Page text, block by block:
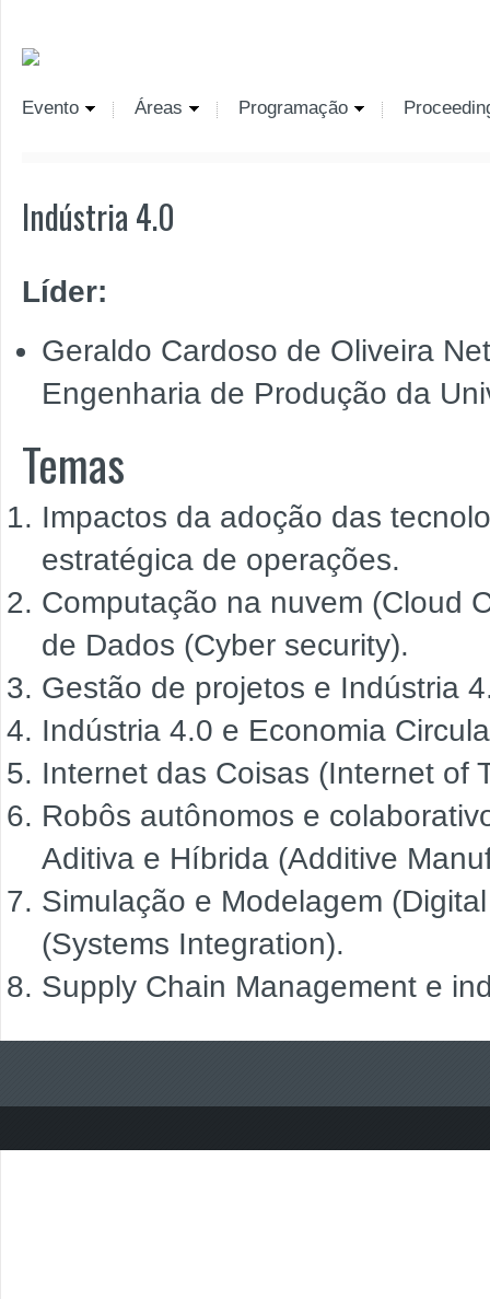
Evento Áreas Programação
Indústria 4.0
Líder:
Geraldo Cardoso de Oliveira
Engenharia de Produção da
Temas
Impactos da adoção das
estratégica de operações.
Computação na nuvem (Cloud
de Dados (Cyber security).
Gestão de projetos e Indústria
Indústria 4.0 e Economia
Internet das Coisas (Internet of
Robôs autônomos e
Aditiva e Híbrida (Additive
Simulação e Modelagem
(Systems Integration).
Supply Chain Management e